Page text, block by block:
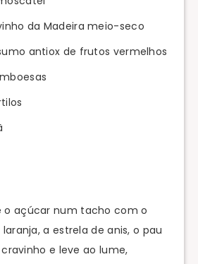
da Madeira meio-seco
antiox de frutos vermelhos
o açúcar num tacho com o
a estrela de anis, o pau
e leve ao lume,